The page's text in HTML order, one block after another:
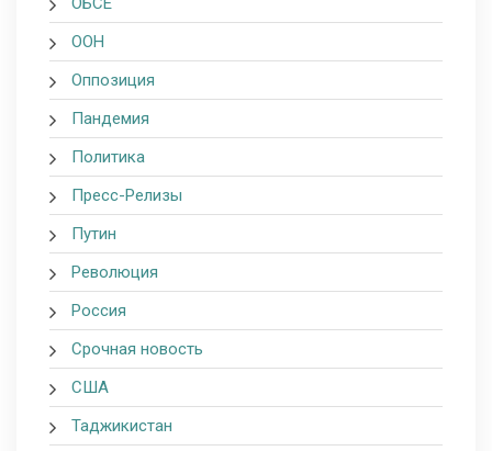
ООН
Оппозиция
Пандемия
Политика
Пресс-Релизы
Путин
Революция
Россия
Срочная новость
США
Таджикистан